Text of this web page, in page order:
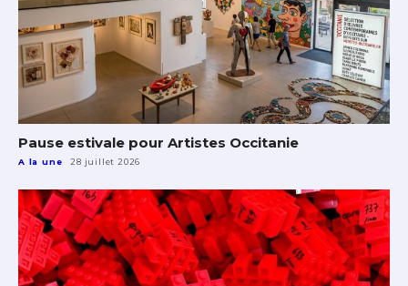
Pause estivale pour Artistes Occitanie
A la une 28 juillet 2026